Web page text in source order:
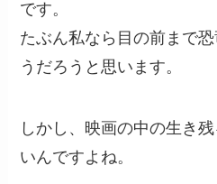
です。
たぶん私なら目の前まで
うだろうと思います。
しかし、映画の中の生き
いんですよね。